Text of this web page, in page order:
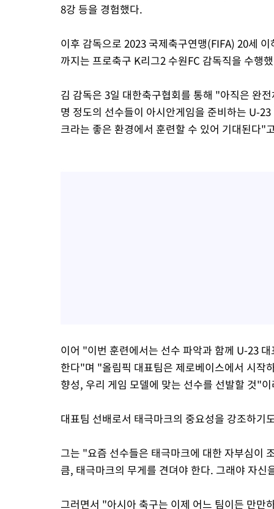
8강 등을 경험했다.
이후 감독으로 2023 국제축구연맹(FIFA) 20세
까지는 프로축구 K리그2 수원FC 감독직을 수행
김 감독은 3일 대한축구협회를 통해 "아직은 완
명 정도의 선수들이 아시안게임을 준비하는 U-
크라는 좋은 환경에서 훈련할 수 있어 기대된다"
이어 "이번 훈련에서는 선수 파악과 함께 U-23
한다"며 "올림픽 대표팀은 제로베이스에서 시작
향성, 우리 게임 모델에 맞는 선수를 선발할 것"
대표팀 선배로서 태극마크의 중요성을 강조하기
그는 "요즘 선수들은 태극마크에 대한 자부심이
큼, 태극마크의 무게를 견뎌야 한다. 그래야 자신
그러면서 "아시아 축구는 이제 어느 팀이든 만만